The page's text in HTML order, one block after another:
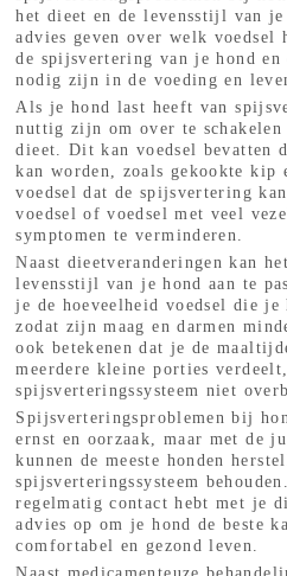
het dieet en de levensstijl van
advies geven over welk voedsel
de spijsvertering van je hond en
nodig zijn in de voeding en
Als je hond last heeft van
nuttig zijn om over te
dieet. Dit kan voedsel bevatten
kan worden, zoals gekookte
voedsel dat de spijsvertering
voedsel of voedsel met veel
symptomen te verminderen.
Naast dieetveranderingen kan
levensstijl van je hond aan te
je de hoeveelheid voedsel die
zodat zijn maag en darmen
ook betekenen dat je de
meerdere kleine porties
spijsverteringssysteem niet
Spijsverteringsproblemen bij
ernst en oorzaak, maar met de
kunnen de meeste honden
spijsverteringssysteem
regelmatig contact hebt met je
advies op om je hond de beste
comfortabel en gezond leven.